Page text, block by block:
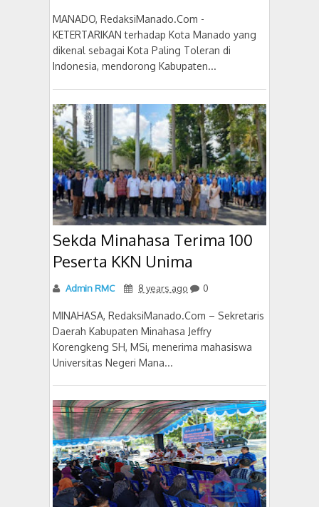
MANADO, RedaksiManado.Com -
KETERTARIKAN terhadap Kota Manado yang
dikenal sebagai Kota Paling Toleran di
Indonesia, mendorong Kabupaten...
Sekda Minahasa Terima 100
Peserta KKN Unima
Admin RMC 8 years ago 0
MINAHASA, RedaksiManado.Com – Sekretaris
Daerah Kabupaten Minahasa Jeffry
Korengkeng SH, MSi, menerima mahasiswa
Universitas Negeri Mana...